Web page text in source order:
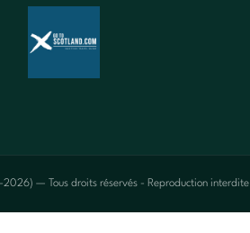
— Tous droits réservés - Reproduction interdite